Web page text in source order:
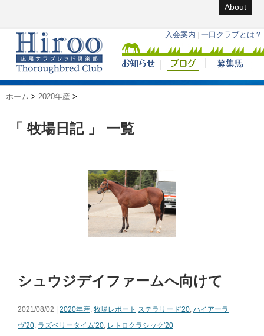
About
ホーム > 2020年産 >
「 牧場日記 」 一覧
シュウジデイファームへ向けて
2021/08/02 | 2020年産 牧場レポート ステラリード'20 ハイアーラ
ヴ'20 ラズベリータイム'20 レトロクラシック'20